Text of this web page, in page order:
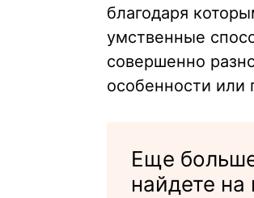
благодаря
умственные
совершенно
особенности или
Еще
найдете